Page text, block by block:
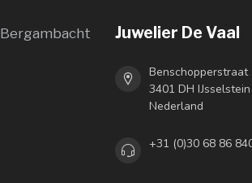
Bergambacht Juwelier De Vaal
Benschopperstraat
3401 DH IJsselstein
Nederland
+31 (0)30 68 86